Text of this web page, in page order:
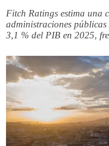
Fitch Ratings estima una
administraciones
3,1 % del PIB en 2025,